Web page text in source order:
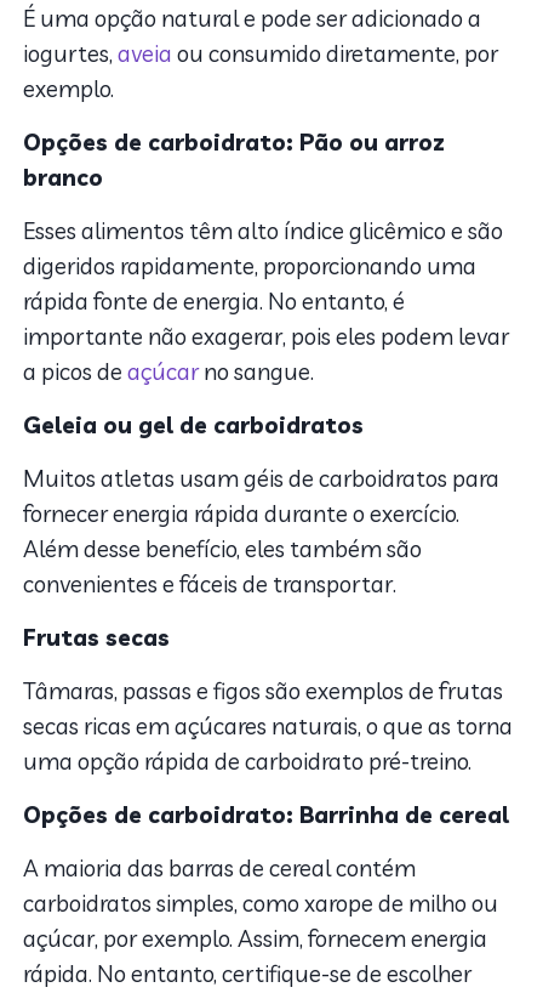
É uma opção natural e pode ser adicionado a
iogurtes,aveia ou consumido diretamente, por
exemplo.
Opções de carboidrato: Pão ou arroz
branco
Esses alimentos têm alto índice glicêmico e são
digeridos rapidamente, proporcionando uma
rápida fonte de energia. No entanto, é
importante não exagerar, pois eles podem levar
a picos deaçúcarno sangue.
Geleia ou gel de carboidratos
Muitos atletas usam géis de carboidratos para
fornecer energia rápida durante o exercício.
Além desse benefício, eles também são
convenientes e fáceis de transportar.
Frutas secas
Tâmaras, passas e figos são exemplos de frutas
secas ricas em açúcares naturais, o que as torna
uma opção rápida de carboidrato pré-treino.
Opções de carboidrato: Barrinha de cereal
A maioria das barras de cereal contém
carboidratos simples, como xarope de milho ou
açúcar, por exemplo. Assim, fornecem energia
rápida. No entanto, certifique-se de escolher